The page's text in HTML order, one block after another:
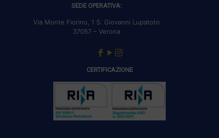
SEDE OPERATIVA:
Via Monte Fiorino, 1 S. Giovanni Lupatoto
37057 – Verona
CERTIFICAZIONE